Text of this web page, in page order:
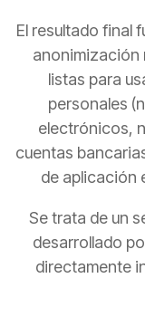
El resultado final
anonimización
listas para
personales
electrónicos,
cuentas
de aplicación
Se trata de un
desarrollado
directamente